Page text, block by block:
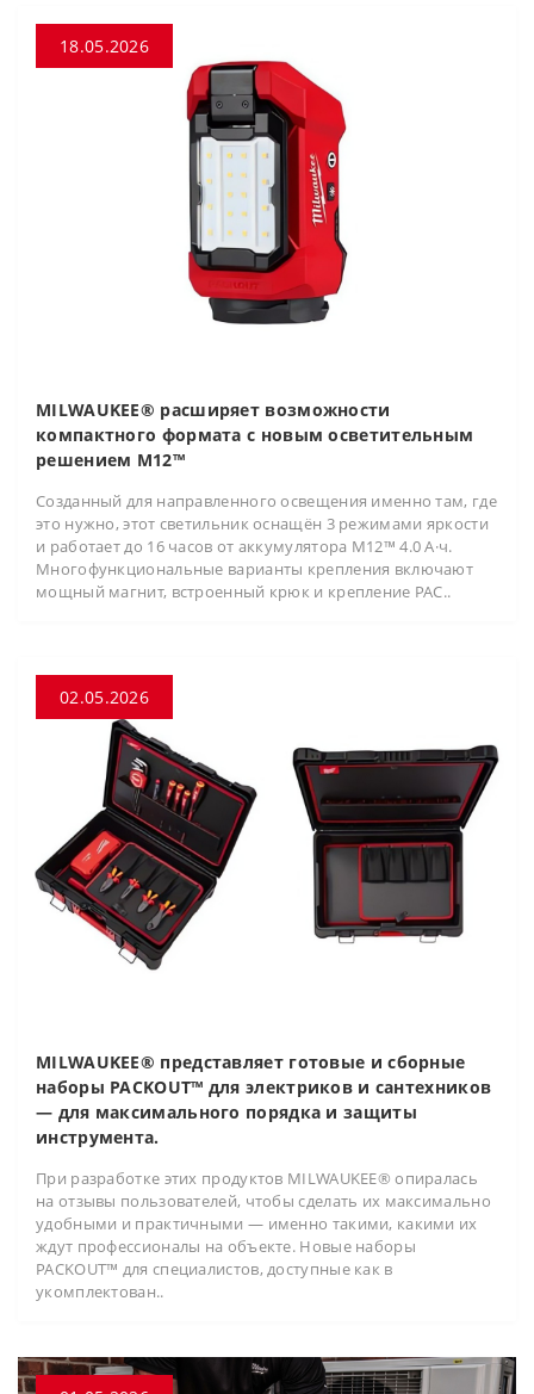
18.05.2026
MILWAUKEE® расширяет возможности
компактного формата с новым осветительным
решением M12™
Созданный для направленного освещения именно там, где
это нужно, этот светильник оснащён 3 режимами яркости
и работает до 16 часов от аккумулятора M12™ 4.0 А·ч.
Многофункциональные варианты крепления включают
мощный магнит, встроенный крюк и крепление PAC..
02.05.2026
MILWAUKEE® представляет готовые и сборные
наборы PACKOUT™ для электриков и сантехников
— для максимального порядка и защиты
инструмента.
При разработке этих продуктов MILWAUKEE® опиралась
на отзывы пользователей, чтобы сделать их максимально
удобными и практичными — именно такими, какими их
ждут профессионалы на объекте. Новые наборы
PACKOUT™ для специалистов, доступные как в
укомплектован..